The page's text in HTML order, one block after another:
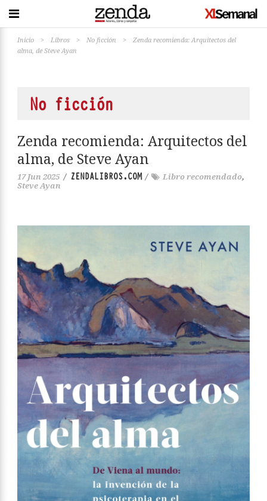
Inicio > Libros > No ficción >
Zenda recomienda: Arquitectos del
alma, de Steve Ayan
No ficción
Zenda recomienda: Arquitectos del
alma, de Steve Ayan
17 Jun 2025 / ZENDALIBROS.COM/ Libro recomendado,
Steve Ayan